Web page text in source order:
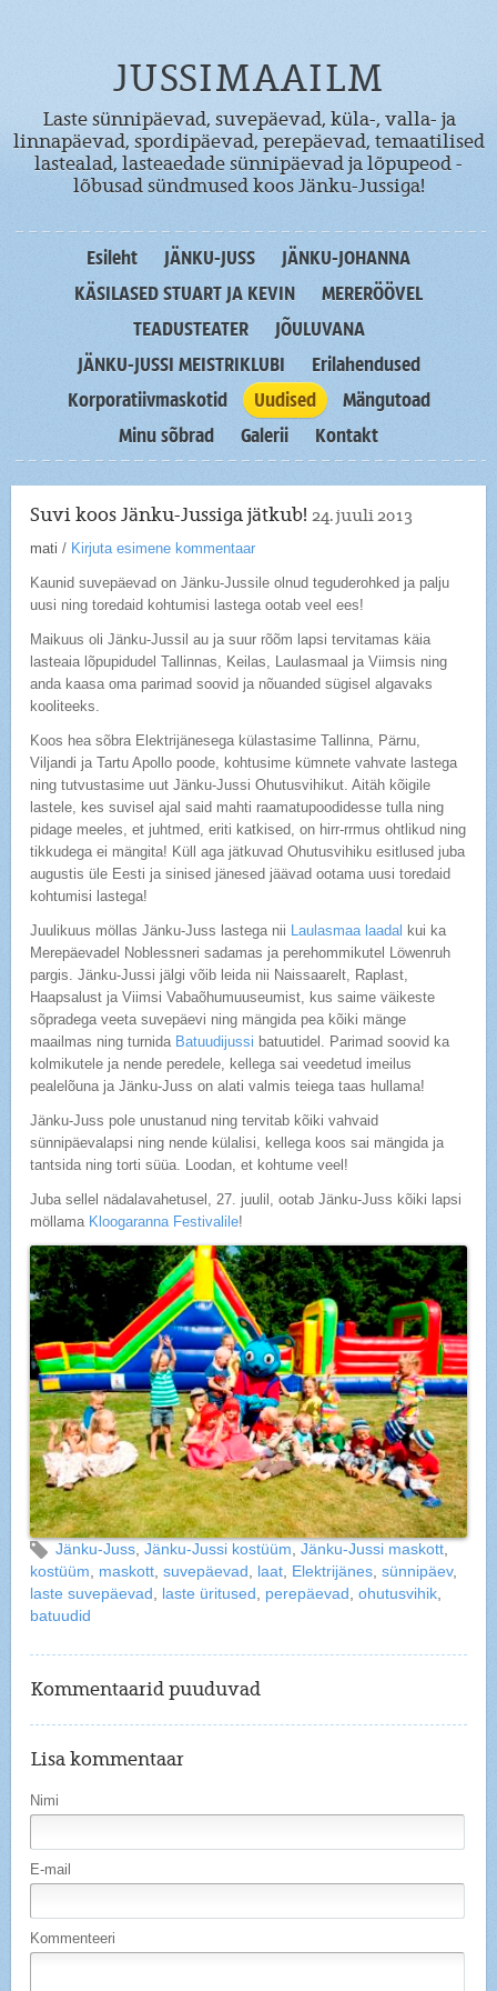
JUSSIMAAILM
Laste sünnipäevad, suvepäevad, küla-, valla- ja
linnapäevad, spordipäevad, perepäevad, temaatilised
lastealad, lasteaedade sünnipäevad ja lõpupeod -
lõbusad sündmused koos Jänku-Jussiga!
Esileht JÄNKU-JUSS
JÄNKU-JOHANNA
KÄSILASED STUART JA KEVIN
MERERÖÖVEL
TEADUSTEATER
JÕULUVANA
JÄNKU-JUSSI MEISTRIKLUBI
Erilahendused
Korporatiivmaskotid
Uudised
Mängutoad
Minu sõbrad
Galerii Kontakt
Suvi koos Jänku-Jussiga jätkub!24. juuli 2013
mati / Kirjuta esimene kommentaar
Kaunid suvepäevad on Jänku-Jussile olnud teguderohked ja palju
uusi ning toredaid kohtumisi lastega ootab veel ees!
Maikuus oli Jänku-Jussil au ja suur rõõm lapsi tervitamas käia
lasteaia lõpupidudel Tallinnas, Keilas, Laulasmaal ja Viimsis ning
anda kaasa oma parimad soovid ja nõuanded sügisel algavaks
kooliteeks.
Koos hea sõbra Elektrijänesega külastasime Tallinna, Pärnu,
Viljandi ja Tartu Apollo poode, kohtusime kümnete vahvate lastega
ning tutvustasime uut Jänku-Jussi Ohutusvihikut. Aitäh kõigile
lastele, kes suvisel ajal said mahti raamatupoodidesse tulla ning
pidage meeles, et juhtmed, eriti katkised, on hirr-rrmus ohtlikud ning
tikkudega ei mängita! Küll aga jätkuvad Ohutusvihiku esitlused juba
augustis üle Eesti ja sinised jänesed jäävad ootama uusi toredaid
kohtumisi lastega!
Juulikuus möllas Jänku-Juss lastega nii Laulasmaa laadal kui ka
Merepäevadel Noblessneri sadamas ja perehommikutel Löwenruh
pargis. Jänku-Jussi jälgi võib leida nii Naissaarelt, Raplast,
Haapsalust ja Viimsi Vabaõhumuuseumist, kus saime väikeste
sõpradega veeta suvepäevi ning mängida pea kõiki mänge
maailmas ning turnida Batuudijussi batuutidel. Parimad soovid ka
kolmikutele ja nende peredele, kellega sai veedetud imeilus
pealelõuna ja Jänku-Juss on alati valmis teiega taas hullama!
Jänku-Juss pole unustanud ning tervitab kõiki vahvaid
sünnipäevalapsi ning nende külalisi, kellega koos sai mängida ja
tantsida ning torti süüa. Loodan, et kohtume veel!
Juba sellel nädalavahetusel, 27. juulil, ootab Jänku-Juss kõiki lapsi
möllama Kloogaranna Festivalile!
Jänku-Juss ,Jänku-Jussi kostüüm ,Jänku-Jussi maskott
kostüüm
maskott ,suvepäevad laat Elektrijänes ,sünnipäev,
laste suvepäevad
laste üritused perepäevad ,ohutusvihik
batuudid
Kommentaarid puuduvad
Lisa kommentaar
Nimi
E-mail
Kommenteeri